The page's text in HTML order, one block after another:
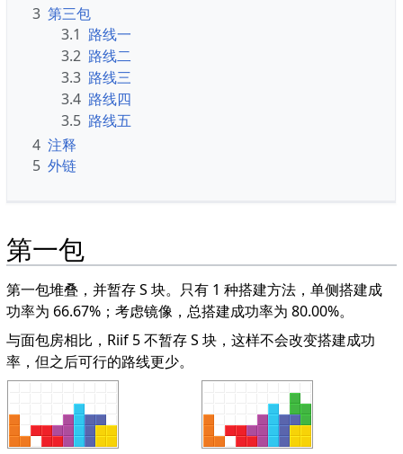
3 第三包
3.1 路线一
3.2 路线二
3.3 路线三
3.4 路线四
3.5 路线五
4 注释
5 外链
第一包
第一包堆叠，并暂存 S 块。只有 1 种搭建方法，单侧搭建成
功率为 66.67%；考虑镜像，总搭建成功率为 80.00%。
与面包房相比，Riif 5 不暂存 S 块，这样不会改变搭建成功
率，但之后可行的路线更少。